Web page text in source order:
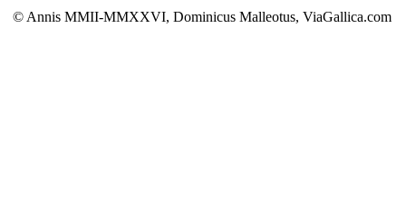
© Annis MMII-MMXXVI, Dominicus Malleotus, ViaGallica.com